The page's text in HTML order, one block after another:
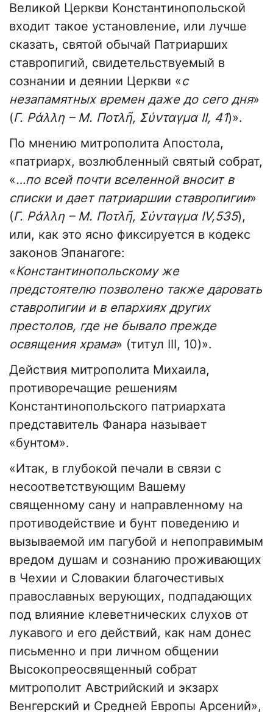
Великой Церкви Константинопольской
входит такое установление, или лучше
сказать, святой обычай Патриарших
ставропигий, свидетельствуемый в
сознании и деянии Церкви «с
незапамятных времен даже до сего дня»
(Γ. Ράλλη – Μ. Ποτλῆ, Σύνταγμα ΙΙ, 41)».
По мнению митрополита Апостола,
«патриарх, возлюбленный святый собрат,
«…по всей почти вселенной вносит в
списки и дает патриаршии ставропигии»
(Γ. Ράλλη – Μ. Ποτλῆ, Σύνταγμα IV,535),
или, как это ясно фиксируется в кодекс
законов Эпанагоге:
«Константинопольскому же
предстоятелю позволено также даровать
ставропигии и в епархиях других
престолов, где не бывало прежде
освящения храма» (титул III, 10)».
Действия митрополита Михаила,
противоречащие решениям
Константинопольского патриархата
представитель Фанара называет
«бунтом».
«Итак, в глубокой печали в связи с
несоответствующим Вашему
священному сану и направленному на
противодействие и бунт поведению и
вызываемой им пагубой и непоправимым
вредом душам и сознанию проживающих
в Чехии и Словакии благочестивых
православных верующих, подпадающих
под влияние клеветнических слухов от
лукавого и его действий, как нам донес
письменно и при личном общении
Высокопреосвященный собрат
митрополит Австрийский и экзарх
Венгерский и Средней Европы Арсений»,